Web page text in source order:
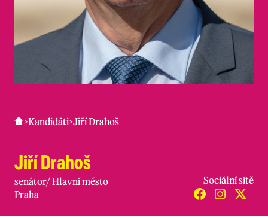
>Kandidáti>Jiří Drahoš
Jiří Drahoš
senátor/Hlavní město
Praha
Sociální sítě